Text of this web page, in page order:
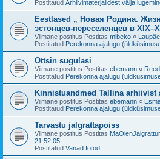
Postitatud Arhiivimaterjalidest välja
Eestlased „ Новая Родина.
эстонцев-переселенцев в
Viimane postitus Postitas mibeko «
Postitatud Perekonna ajalugu
Ottsin sugulasi
Viimane postitus Postitas ebemann «
Postitatud Perekonna ajalugu
Kinnistuandmed Tallina arhiivist
Viimane postitus Postitas ebemann «
Postitatud Perekonna ajalugu
Tarvastu jalgrattapoiss
Viimane postitus Postitas MaOlenJalgrattur
21:52:05
Postitatud Vanad fotod